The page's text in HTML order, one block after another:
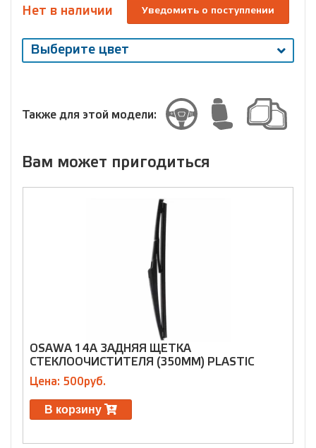
Нет в наличии Уведомить о поступлении
Выберите цвет
Выберите
Также для этой модели:
Вам может пригодиться
OSAWA 14A ЗАДНЯЯ ЩЕТКА
СТЕКЛООЧИСТИТЕЛЯ (350ММ) PLASTIC
Цена: 500руб.
В корзину